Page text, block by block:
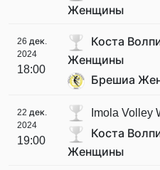
Женщины
26 дек.
2024
18:00
Коста
Женщины
Брешиа
22 дек.
2024
19:00
Imola Volley
Коста
Женщины